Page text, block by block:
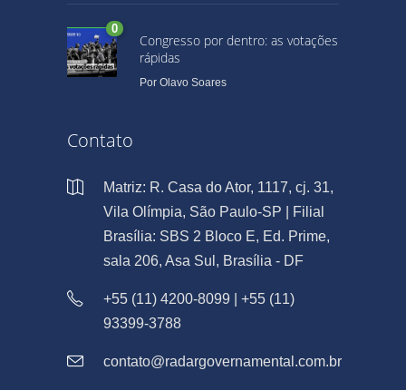
0
Congresso por dentro: as votações
rápidas
Por Olavo Soares
Contato
Matriz: R. Casa do Ator, 1117, cj. 31,
Vila Olímpia, São Paulo-SP | Filial
Brasília: SBS 2 Bloco E, Ed. Prime,
sala 206, Asa Sul, Brasília - DF
+55 (11) 4200-8099 | +55 (11)
93399-3788
contato@radargovernamental.com.br